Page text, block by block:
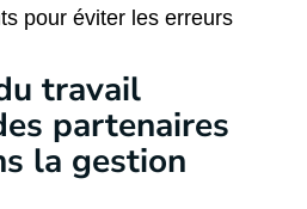
pour éviter les erreurs
travail
partenaires
la gestion